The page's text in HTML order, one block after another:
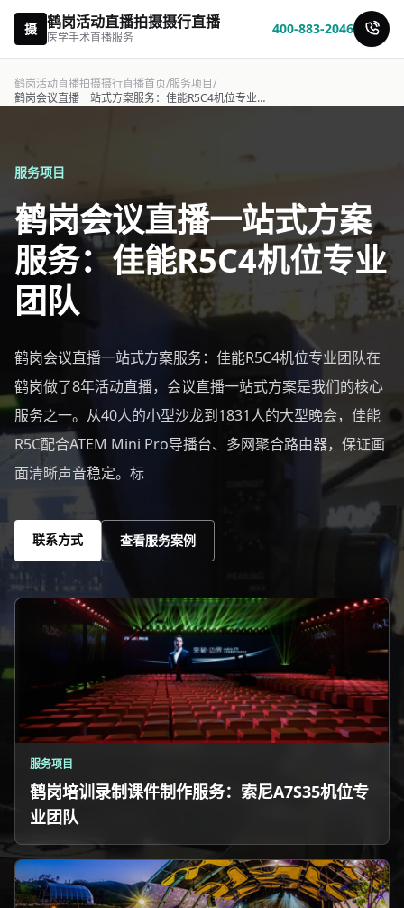
摄 鹤岗活动直播拍摄摄行直播
医学手术直播服务
400-883-2046
鹤岗活动直播拍摄摄行直播首页/服务项目/
鹤岗会议直播一站式方案服务：佳能R5C4机位专业团队-摄行直播
服务项目
鹤岗会议直播一站式方案
服务：佳能R5C4机位专业
团队
鹤岗会议直播一站式方案服务：佳能R5C4机位专业团队在
鹤岗做了8年活动直播，会议直播一站式方案是我们的核心
服务之一。从40人的小型沙龙到1831人的大型晚会，佳能
R5C配合ATEM Mini Pro导播台、多网聚合路由器，保证画
面清晰声音稳定。标
联系方式 查看服务案例
服务项目
鹤岗培训录制课件制作服务：索尼A7S35机位专
业团队